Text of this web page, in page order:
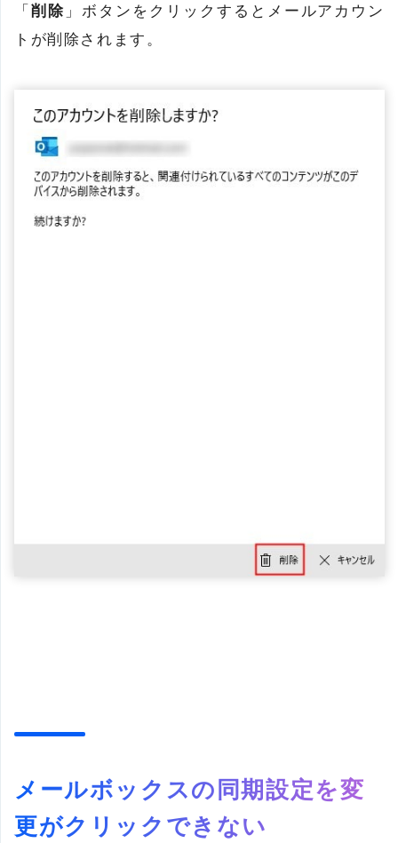
「 削除 」ボタンをクリックするとメールアカウン
トが削除されます。
メールボックスの同期設定を変
更がクリックできない